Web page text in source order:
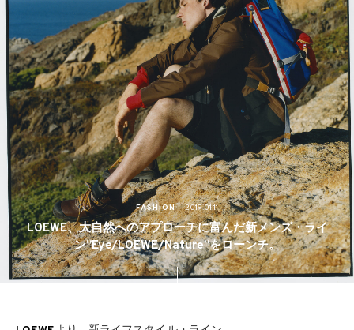
FASHION 2019.01.11
LOEWE、大自然へのアプローチに富んだ新メンズ・ライ
ン”Eye/LOEWE/Nature”をローンチ。